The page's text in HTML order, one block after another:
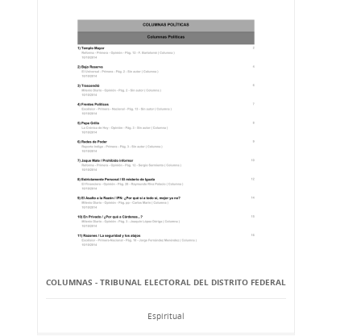
COLUMNAS - TRIBUNAL ELECTORAL DEL DISTRITO FEDERAL
Espiritual